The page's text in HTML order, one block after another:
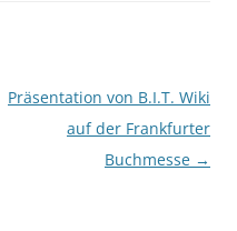
Präsentation von B.I.T. Wiki
auf der Frankfurter
Buchmesse →